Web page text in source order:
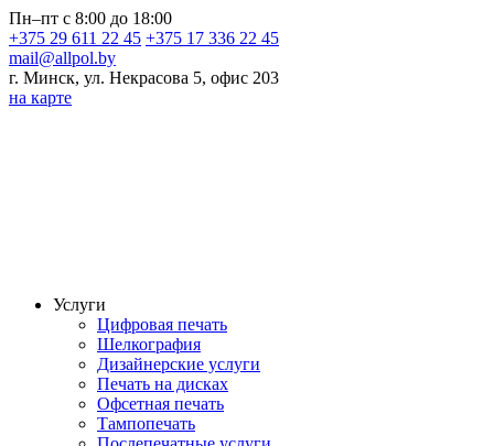
Пн–пт с 8:00 до 18:00
+375 29 611 22 45 +375 17 336 22 45
mail@allpol.by
г. Минск, ул. Некрасова 5, офис 203
на карте
Услуги
Цифровая печать
Шелкография
Дизайнерские услуги
Печать на дисках
Офсетная печать
Тампопечать